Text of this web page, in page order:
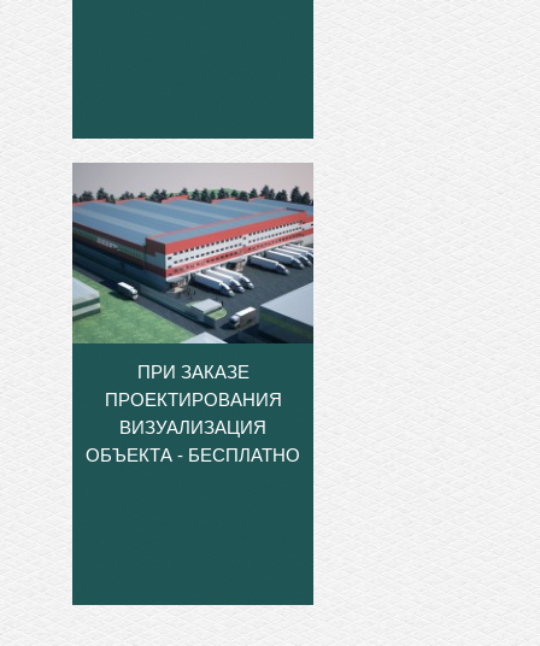
ПРИ ЗАКАЗЕ
ПРОЕКТИРОВАНИЯ
ВИЗУАЛИЗАЦИЯ
ОБЪЕКТА - БЕСПЛАТНО